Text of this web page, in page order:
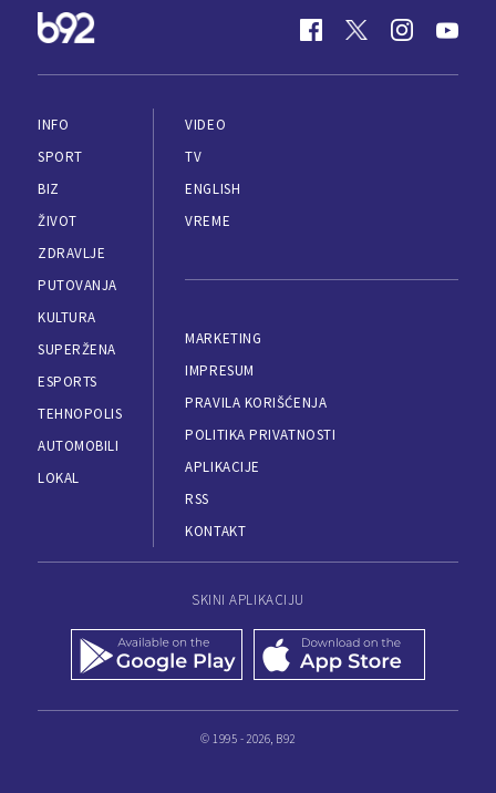
INFO
SPORT
BIZ
ŽIVOT
ZDRAVLJE
PUTOVANJA
KULTURA
SUPERŽENA
ESPORTS
TEHNOPOLIS
AUTOMOBILI
LOKAL
VIDEO
TV
ENGLISH
VREME
MARKETING
IMPRESUM
PRAVILA KORIŠĆENJA
POLITIKA PRIVATNOSTI
APLIKACIJE
RSS
KONTAKT
SKINI APLIKACIJU
© 1995 - 2026, B92